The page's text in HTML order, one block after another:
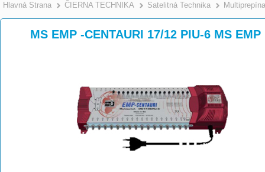
Hlavná Strana >
ČIERNA TECHNIKA >
Satelitná Technika
MS EMP -CENTAURI 17/12 PIU-6 MS